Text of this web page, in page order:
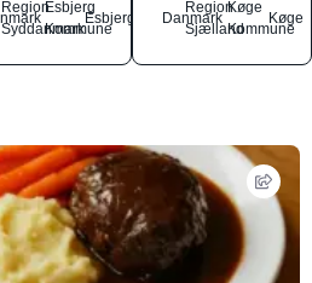
Region
Syddanmark
Esbjerg
Kommune
Esbjerg
Danmark
Region
Sjælland
Køge
Kommune
Køge